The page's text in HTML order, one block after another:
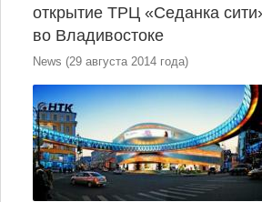
открытие ТРЦ «Седанка
во Владивостоке
News (29 августа 2014 года)